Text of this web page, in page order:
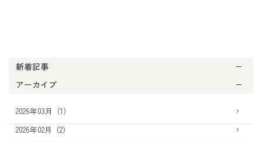
新着記事
アーカイブ
2026年03月（1）
2026年02月（2）